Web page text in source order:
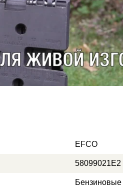
EFCO
58099021E2
Бензиновые